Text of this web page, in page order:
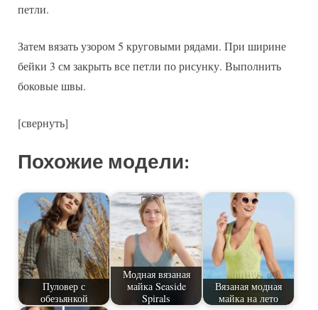
петли.
Затем вязать узором 5 круговыми рядами. При ширине
бейки 3 см закрыть все петли по рисунку. Выполнить
боковые швы.
[свернуть]
Похожие модели:
Пуловер с
обезьянкой
Модная вязаная
майка Seaside
Spirals
Вязаная модная
майка на лето